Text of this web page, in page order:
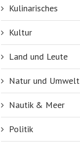
Kulinarisches
Kultur
Land und Leute
Natur und Umwelt
Nautik & Meer
Politik